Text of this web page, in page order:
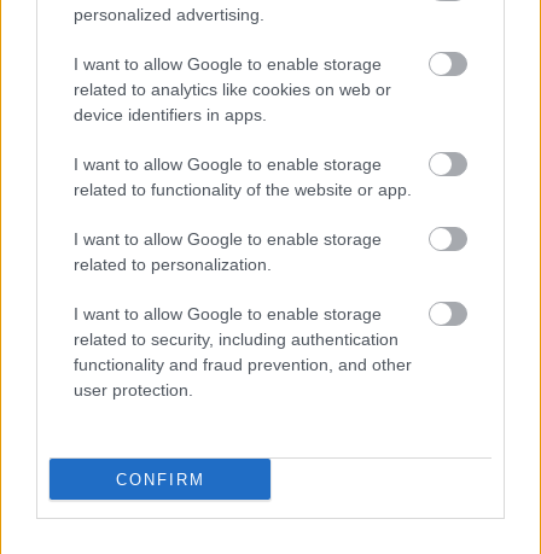
personalized advertising.
I want to allow Google to enable storage
related to analytics like cookies on web or
device identifiers in apps.
I want to allow Google to enable storage
related to functionality of the website or app.
I want to allow Google to enable storage
related to personalization.
I want to allow Google to enable storage
related to security, including authentication
functionality and fraud prevention, and other
user protection.
CONFIRM